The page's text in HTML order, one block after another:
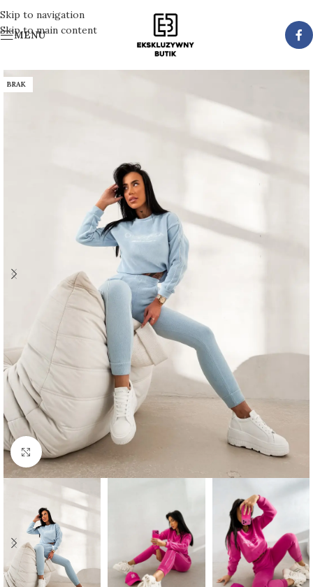
Skip to navigation
Skip to main content
MENU
BRAK
Kliknij aby powiększyć